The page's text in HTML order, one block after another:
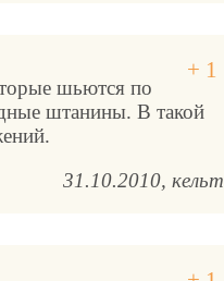
шьются по
штанины. В такой
31.10.2010 кельт